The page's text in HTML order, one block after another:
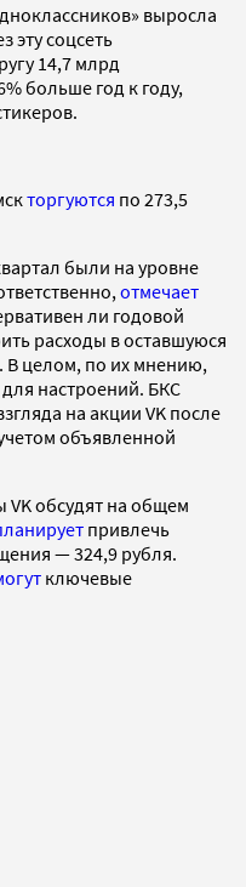
выросла
эту соцсеть
14,7 млрд
больше год к году,
торгуются по 273,5
были на уровне
отмечает
ли годовой
расходы в оставшуюся
В целом, по их мнению,
настроений. БКС
на акции VK после
объявленной
обсудят на общем
привлечь
— 324,9 рубля.
ключевые